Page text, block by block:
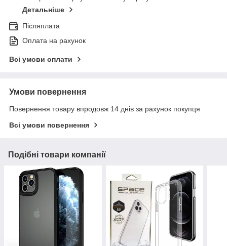
Детальніше
Післяплата
Оплата на рахунок
Всі умови оплати
Умови повернення
Повернення товару впродовж 14 днів за рахунок покупця
Всі умови повернення
Подібні товари компанії